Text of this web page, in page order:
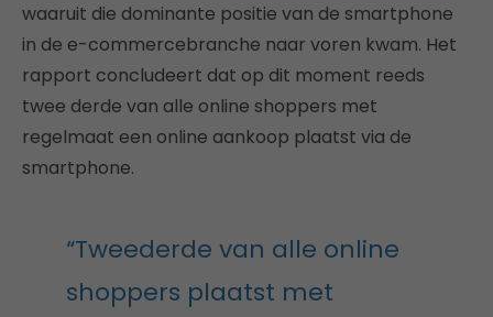
waaruit die dominante positie van de smartphone
in de e-commercebranche naar voren kwam. Het
rapport concludeert dat op dit moment reeds
twee derde van alle online shoppers met
regelmaat een online aankoop plaatst via de
smartphone.
“Tweederde van alle online
shoppers plaatst met